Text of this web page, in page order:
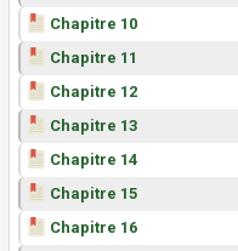
Chapitre 10
Chapitre 11
Chapitre 12
Chapitre 13
Chapitre 14
Chapitre 15
Chapitre 16